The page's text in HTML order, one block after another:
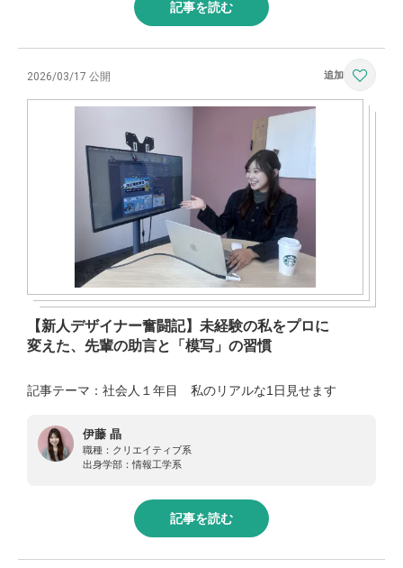
記事を読む
2026/03/17 公開
【新人デザイナー奮闘記】未経験の私をプロに
変えた、先輩の助言と「模写」の習慣
記事テーマ：社会人１年目 私のリアルな1日見せます
伊藤 晶
職種： クリエイティブ系
出身学部：情報工学系
記事を読む